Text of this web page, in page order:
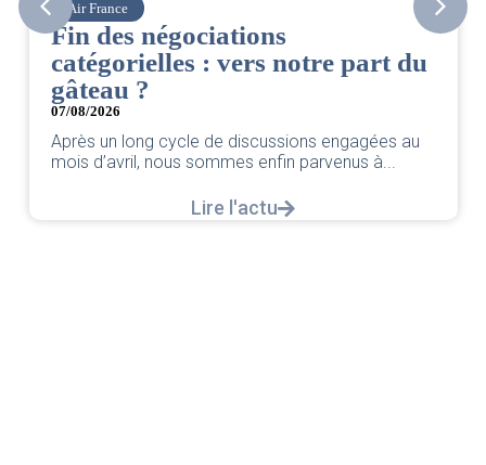
Air France
Fin des négociations
catégorielles : vers notre part du
gâteau ?
07/08/2026
Après un long cycle de discussions engagées au
mois d’avril, nous sommes enfin parvenus à...
Lire l'actu